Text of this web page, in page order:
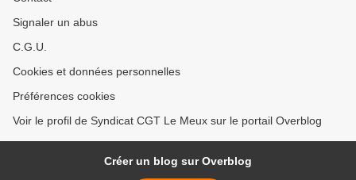
Signaler un abus
C.G.U.
Cookies et données personnelles
Préférences cookies
Voir le profil de Syndicat CGT Le Meux sur le portail Overblog
Créer un blog sur Overblog